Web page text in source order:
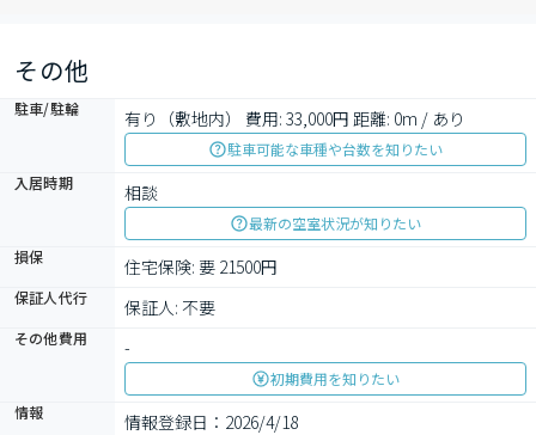
その他
駐車/駐輪 有り（敷地内） 費用: 33,000円 距離: 0m / あり
駐車可能な車種や台数を知りたい
入居時期
相談
最新の空室状況が知りたい
損保
住宅保険: 要 21500円
保証人代行 保証人: 不要
その他費用 -
初期費用を知りたい
情報
情報登録日：2026/4/18